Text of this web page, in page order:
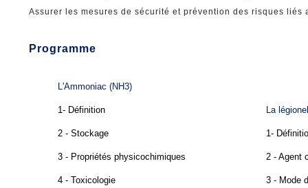
Assurer les mesures de sécurité et prévention des risques liés
Programme
L'Ammoniac (NH3)
1- Définition
2 - Stockage
3 - Propriétés physicochimiques
4 - Toxicologie
La
1-
2 - Agent
3 - Mode